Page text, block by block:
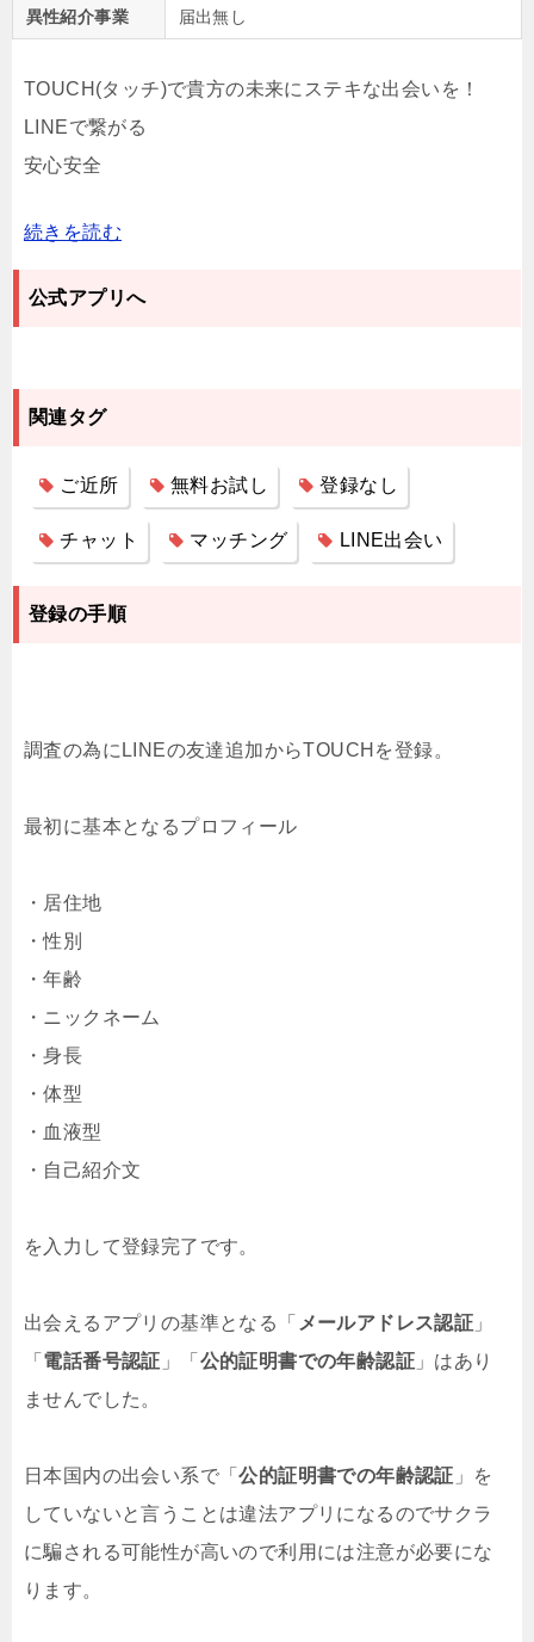
異性紹介事業 届出無し
TOUCH(タッチ)で貴方の未来にステキな出会いを！
LINEで繋がる
安心安全
▼TOUCHが選ばれる理由!
新しい出会いがほしい！秘密の出会いがほしい！輝い
ている未来にしたい！そんな貴方の願いが叶うマッチ
LINEから友だち追加してください。
・STEP02：簡単マッチング！
・STEP03：メッセージで仲を深めよう！
メッセージで仲を深めたらデートの約束を！
▼TOUCHの安心安全の理由
365日24時間体制の厳重な監視を常時おこなっていま
す。
・匿名でご利用可能
・24時間管理体制
続きを読む
公式アプリへ
関連タグ
ご近所 無料お試し 登録なし
チャット マッチング LINE出会い
登録の手順
調査の為にLINEの友達追加からTOUCHを登録。
最初に基本となるプロフィール
・居住地
・性別
・年齢
・ニックネーム
・身長
・体型
・血液型
・自己紹介文
を入力して登録完了です。
出会えるアプリの基準となる「 メールアドレス認証 」
「 電話番号認証 」「 公的証明書での年齢認証 」はあり
ませんでした。
日本国内の出会い系で「公的証明書での年齢認証 」を
していないと言うことは違法アプリになるのでサクラ
に騙される可能性が高いので利用には注意が必要にな
ります。